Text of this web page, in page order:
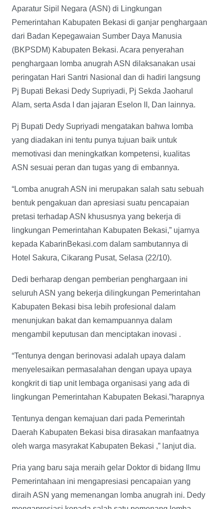
Aparatur Sipil Negara (ASN) di Lingkungan
Pemerintahan Kabupaten Bekasi di ganjar penghargaan
dari Badan Kepegawaian Sumber Daya Manusia
(BKPSDM) Kabupaten Bekasi. Acara penyerahan
penghargaan lomba anugrah ASN dilaksanakan usai
peringatan Hari Santri Nasional dan di hadiri langsung
Pj Bupati Bekasi Dedy Supriyadi, Pj Sekda Jaoharul
Alam, serta Asda I dan jajaran Eselon II, Dan lainnya.
Pj Bupati Dedy Supriyadi mengatakan bahwa lomba
yang diadakan ini tentu punya tujuan baik untuk
memotivasi dan meningkatkan kompetensi, kualitas
ASN sesuai peran dan tugas yang di embannya.
“Lomba anugrah ASN ini merupakan salah satu sebuah
bentuk pengakuan dan apresiasi suatu pencapaian
pretasi terhadap ASN khususnya yang bekerja di
lingkungan Pemerintahan Kabupaten Bekasi,” ujarnya
kepada KabarinBekasi.com dalam sambutannya di
Hotel Sakura, Cikarang Pusat, Selasa (22/10).
Dedi berharap dengan pemberian penghargaan ini
seluruh ASN yang bekerja dilingkungan Pemerintahan
Kabupaten Bekasi bisa lebih profesional dalam
menunjukan bakat dan kemampuannya dalam
mengambil keputusan dan menciptakan inovasi .
“Tentunya dengan berinovasi adalah upaya dalam
menyelesaikan permasalahan dengan upaya upaya
kongkrit di tiap unit lembaga organisasi yang ada di
lingkungan Pemerintahan Kabupaten Bekasi.”harapnya
Tentunya dengan kemajuan dari pada Pemerintah
Daerah Kabupaten Bekasi bisa dirasakan manfaatnya
oleh warga masyrakat Kabupaten Bekasi ,” lanjut dia.
Pria yang baru saja meraih gelar Doktor di bidang Ilmu
Pemerintahaan ini mengapresiasi pencapaian yang
diraih ASN yang memenangan lomba anugrah ini. Dedy